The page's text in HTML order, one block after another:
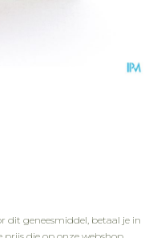
dit geneesmiddel, betaal je in